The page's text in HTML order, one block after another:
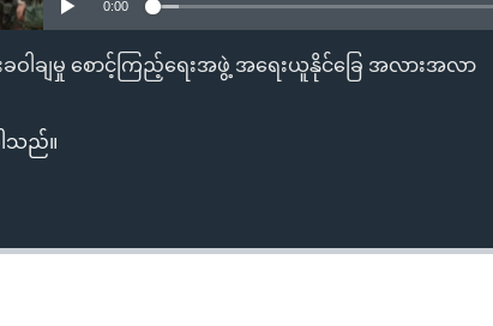
0:00
ခဝါချမှု စောင့်ကြည့်ရေးအဖွဲ့ အရေးယူနိုင်ခြေ အလားအလာ
ါသည်။